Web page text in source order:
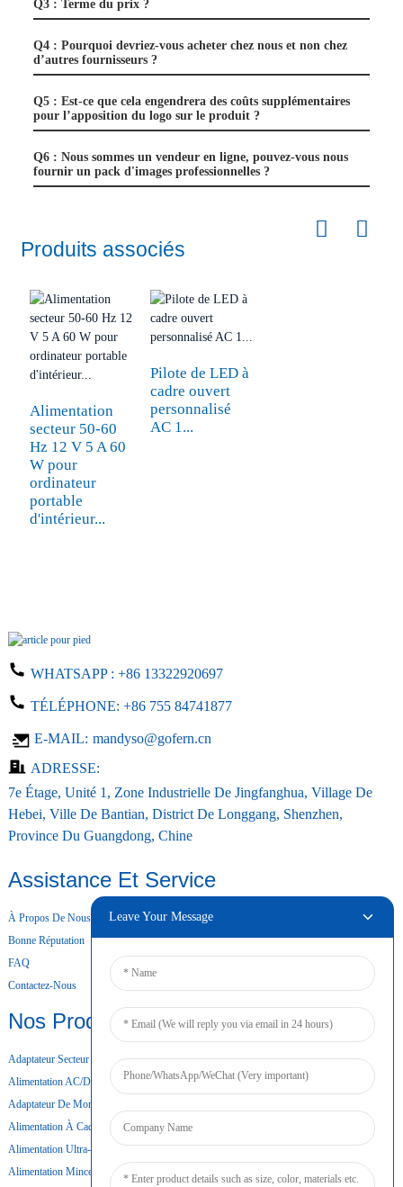
Q3 : Terme du prix ?
Q4 : Pourquoi devriez-vous acheter chez nous et non chez
d’autres fournisseurs ?
Q5 : Est-ce que cela engendrera des coûts supplémentaires
pour l’apposition du logo sur le produit ?
Q6 : Nous sommes un vendeur en ligne, pouvez-vous nous
fournir un pack d'images professionnelles ?
Produits associés
Alimentation
secteur 50-60
Hz 12 V 5 A 60
W pour
ordinateur
portable
d'intérieur...
Pilote de LED à
cadre ouvert
personnalisé
AC 1...
WHATSAPP : +86 13322920697
TÉLÉPHONE: +86 755 84741877
E-MAIL: mandyso@gofern.cn
ADRESSE:
7e Étage, Unité 1, Zone Industrielle De Jingfanghua, Village De
Hebei, Ville De Bantian, District De Longgang, Shenzhen,
Province Du Guangdong, Chine
Assistance Et Service
À Propos De Nous
Bonne Réputation
FAQ
Contactez-Nous
Nos Produits
Adaptateur Secteur De Bureau
Alimentation AC/DC
Adaptateur De Montage Mural
Alimentation À Cadre Ouvert
Alimentation Ultra-Mince
Alimentation Mince
Leave Your Message